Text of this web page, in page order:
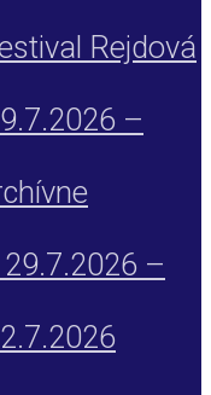
Rejdová
–
–